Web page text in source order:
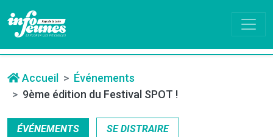
Accueil
Événements
9ème édition du Festival SPOT !
ÉVÉNEMENTS SE DISTRAIRE